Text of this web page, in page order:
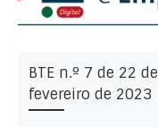
BTE n.º 7 de 22 de
fevereiro de 2023